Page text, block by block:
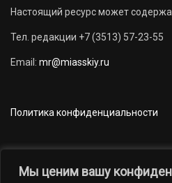
Мы ценим вашу
Настоящий ресурс может
Тел. редакции +7 (3513) 57-23-55
Email: mr@miasskiy.ru
Политика конфиденциальности